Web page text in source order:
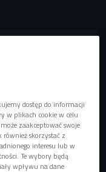
Mickiewicz (Na
dostęp do informacji
w plikach cookie w celu
zaakceptować swoje
skorzystać z
interesu lub w
Te wybory będą
wpływu na dane